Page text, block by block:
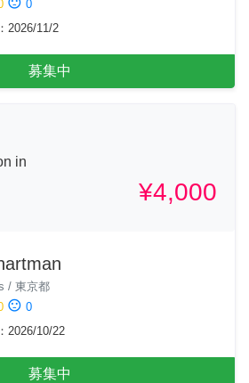
0
： 2026/11/2
募集中
in
¥4,000
/ 東京都
sentiment_dissatisfied 0
： 2026/10/22
募集中